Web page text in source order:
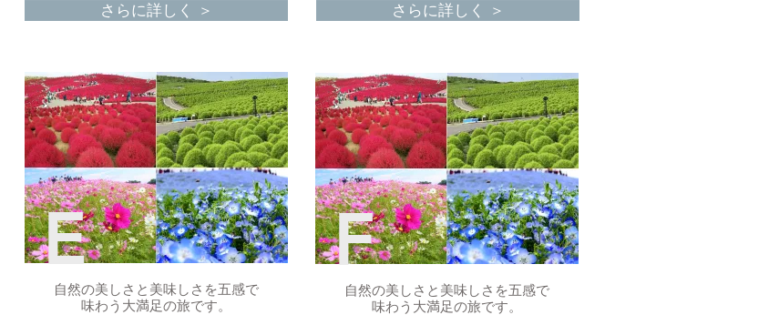
さらに詳しく ＞ さらに詳しく ＞
自然の美しさと美味しさを五感で
味わう大満足の旅です。
E
自然の美しさと美味しさを五感で
味わう大満足の旅です。
F